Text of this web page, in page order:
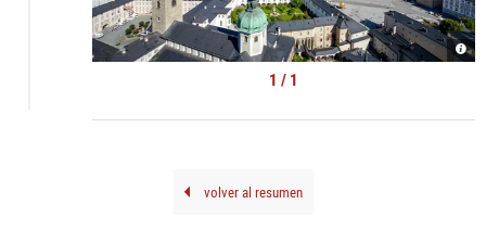
von
1 / 1
volver al resumen